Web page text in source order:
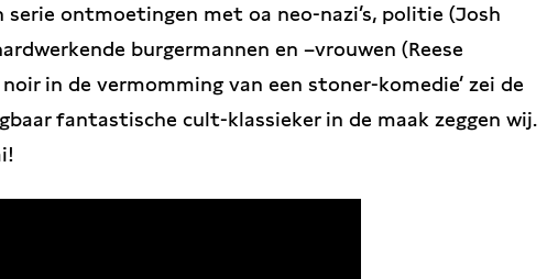
serie ontmoetingen met oa neo-nazi’s, politie (Josh
burgermannen en –vrouwen (Reese
in de vermomming van een stoner-komedie’ zei de
fantastische cult-klassieker in de maak zeggen wij.